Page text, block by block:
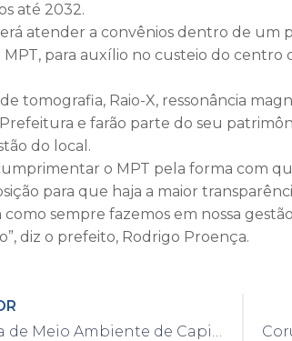
até 2032.
atender a convênios dentro de um
MPT, para auxílio no custeio do
tomografia, Raio-X, ressonância
e farão parte do seu
do local.
o MPT pela forma com
para que haja a maior
sempre fazemos em nossa
diz o prefeito, Rodrigo Proença.
Diretoria de Meio Ambiente de Capivari recupera nascente no Porto Alegre